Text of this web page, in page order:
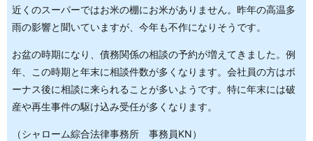
近くのスーパーではお米の棚にお米がありません。昨年の高温多
雨の影響と聞いていますが、今年も不作になりそうです。
お盆の時期になり、債務関係の相談の予約が増えてきました。例
年、この時期と年末に相談件数が多くなります。会社員の方はボ
ーナス後に相談に来られることが多いようです。特に年末には破
産や再生事件の駆け込み受任が多くなります。
（シャローム綜合法律事務所 事務員KN）